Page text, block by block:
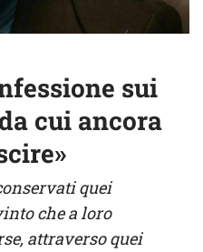
sui
cui ancora
quei
che a loro
attraverso quei